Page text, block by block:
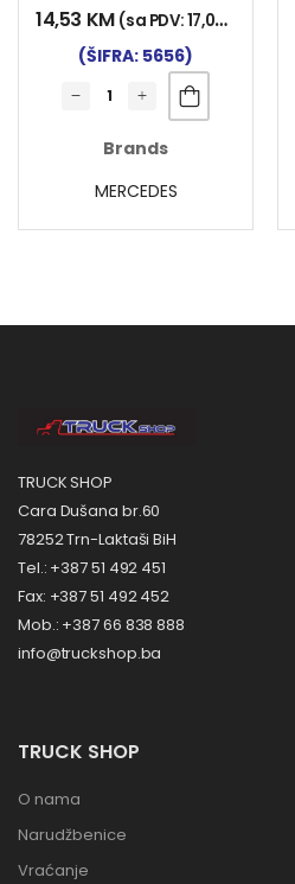
14,53 KM (sa PDV:17,00
(ŠIFRA: 5656)
Brands
MERCEDES
TRUCK SHOP
Cara Dušana br.60
78252 Trn-Laktaši BiH
Tel.: +387 51 492 451
Fax: +387 51 492 452
Mob.: +387 66 838 888
info@truckshop.ba
TRUCK SHOP
O nama
Narudžbenice
Vraćanje